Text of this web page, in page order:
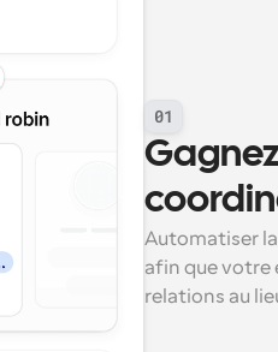
01
Automatiser
afin que votre
relations au